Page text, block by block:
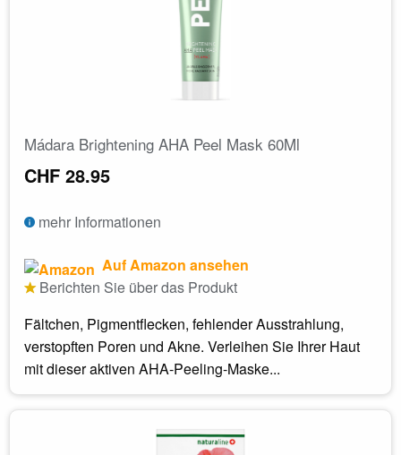
Mádara Brightening AHA Peel Mask 60Ml
CHF 28.95
mehr Informationen
Auf Amazon ansehen
Berichten Sie über das Produkt
Fältchen, Pigmentflecken, fehlender Ausstrahlung,
verstopften Poren und Akne. Verleihen Sie Ihrer Haut
mit dieser aktiven AHA-Peeling-Maske...